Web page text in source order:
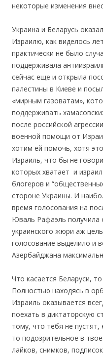
некоторые изменения
Украина и Беларусь
Израилю, как виделось
практически не было
поддерживала
сейчас еще и открыла
палестины в Киеве и
«мирным газоватам»,
поддерживать
после российской
военной помощи от
хотим ей помочь, хотя
Израиль, что бы не
которых хватает и
блогеров и
стороне Украины. И
время голосования на
Юваль Рафаэль получила
украинского жюри аж
голосование выделило и
Азербайджана
Что касается Беларуси,
Полностью находясь в
Израиль оказывается
поехать в диктаторскую
тому, что тебя не
то подозрительное в
лайков, снимков,